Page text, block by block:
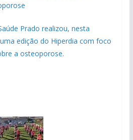
Prado realizou, nesta
edição do Hiperdia com foco
a osteoporose.